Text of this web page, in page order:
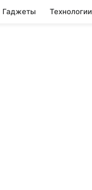
Гаджеты Технологии